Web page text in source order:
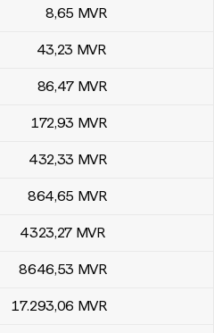
a rufiyas maldivas
8,65 MVR
43,23 MVR
86,47 MVR
172,93 MVR
432,33 MVR
864,65 MVR
4323,27 MVR
8646,53 MVR
17.293,06 MVR